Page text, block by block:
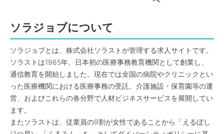
ソラジョブについて
ソラジョブとは、株式会社ソラストが管理する求人サイトです。
ソラストは1965年、日本初の医療事務教育機関として創業し、
通信教育を開始しました。現在では全国の病院やクリニックとい
った医療機関における医療事務の受託、介護施設・保育園等の運
営、およびこれらの各分野で人材ビジネスサービスを展開してい
ます。
またソラストは、従業員の9割が女性であることから「えるぼし